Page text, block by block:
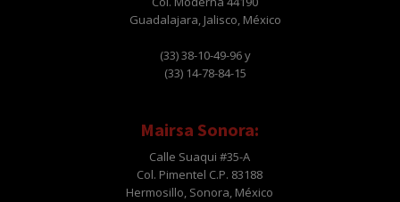
Guadalajara, Jalisco, México
(33) 38-10-49-96 y
(33) 14-78-84-15
Mairsa Sonora:
Calle Suaqui #35-A
Col. Pimentel C.P. 83188
Hermosillo, Sonora, México